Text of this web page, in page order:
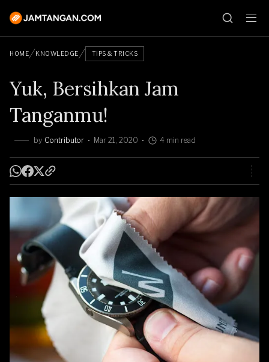
HOME KNOWLEDGE TIPS & TRICKS
Yuk, Bersihkan Jam
Tanganmu!
by Contributor Mar 21, 2020 4 min read